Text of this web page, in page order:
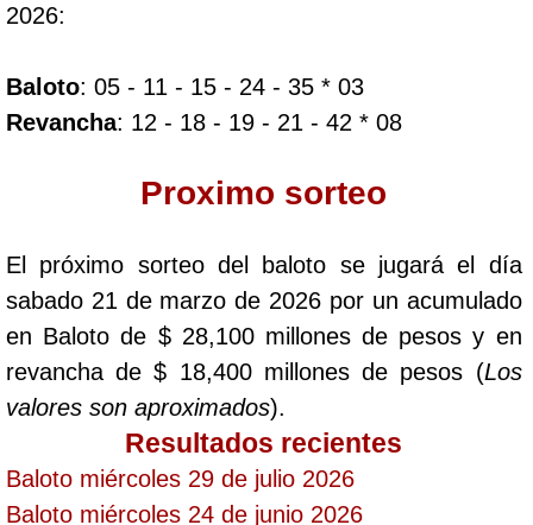
Dorado Mañana
Fantástica Día
Fantástica Noche
Motilon Tarde
Motilon Noche
2026:
Baloto: 05 - 11 - 15 - 24 - 35 * 03
Revancha: 12 - 18 - 19 - 21 - 42 * 08
Proximo sorteo
El próximo sorteo del baloto se jugará el día
sabado 21 de marzo de 2026 por un acumulado
en Baloto de $ 28,100 millones de pesos y en
revancha de $ 18,400 millones de pesos (Los
valores son aproximados).
Resultados recientes
Baloto miércoles 29 de julio 2026
Baloto miércoles 24 de junio 2026